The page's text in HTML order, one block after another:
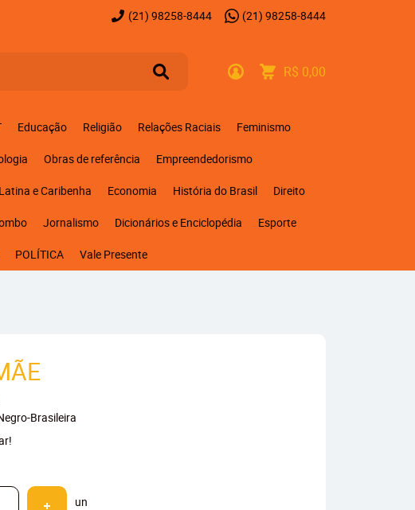
(21) 98258-8444 (21) 98258-8444
R$ 0,00
Educação Religião Relações Raciais Feminismo
Obras de referência Empreendedorismo
e Caribenha Economia História do Brasil Direito
Jornalismo Dicionários e Enciclopédia Esporte
POLÍTICA Vale Presente
Brasileira
un